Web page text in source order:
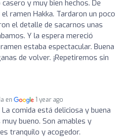
y muy bien hechos. De
ramen Hakka. Tardaron un poco
el detalle de sacarnos unas
Y la espera mereció
estaba espectacular. Buena
de volver. ¡Repetiremos sin
en 1 year ago
La comida está deliciosa y buena
bueno. Son amables y
tranquilo y acogedor.